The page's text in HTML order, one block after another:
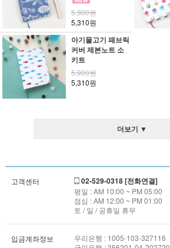
5,900원
5,310원
아기물고기 패브릭
커버 제본노트 소
키트
5,900원
5,310원
더보기 ▼
고객센터 02-529-0318 [전화연결]
평일 : AM 10:00 ~ PM 05:00
점심 : AM 12:00 ~ PM 01:00
토 / 일 / 공휴일 휴무
입금계좌정보
우리은행 : 1005-103-327116